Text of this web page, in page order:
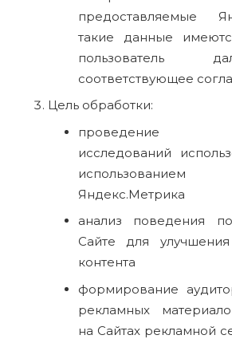
предоставляемые
такие данные
пользователь
соответствующее
Цель обработки:
проведение
исследований
Яндекс.Метрика
анализ поведения
Сайте для
контента
формирование
рекламных
на Сайтах рекламной